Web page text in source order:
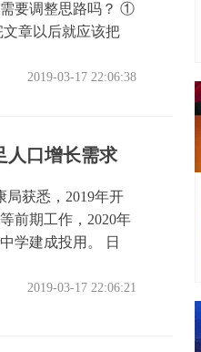
要调整思路吗？ ①
章以后就应该把
2019-03-17 22:06:38
人口增长需求
局获悉，2019年开
前期工作，2020年
学建成投用。 日
2019-03-17 22:06:21